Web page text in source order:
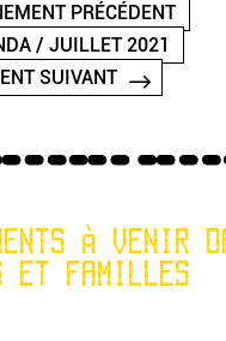
PRÉCÉDENT
/ JUILLET 2021
SUIVANT
À VENIR
ET FAMILLES